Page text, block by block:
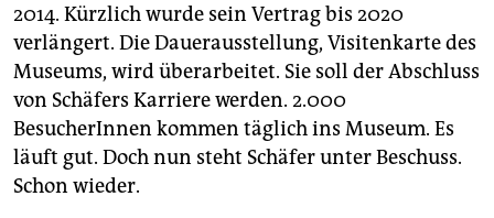
2014. Kürzlich wurde sein Vertrag bis 2020
verlängert. Die Dauerausstellung, Visitenkarte des
Museums, wird überarbeitet. Sie soll der Abschluss
von Schäfers Karriere werden. 2.000
BesucherInnen kommen täglich ins Museum. Es
läuft gut. Doch nun steht Schäfer unter Beschuss.
Schon wieder.